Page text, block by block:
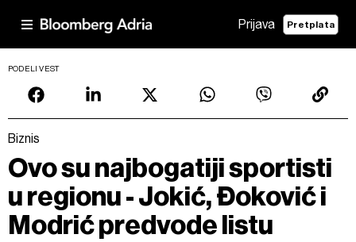
Prijava Pretplata
PODELI VEST
Biznis
Ovo su najbogatiji sportisti
u regionu - Jokić, Đoković i
Modrić predvode listu